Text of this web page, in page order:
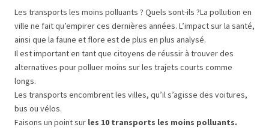
Les transports les moins polluants ? Quels sont-ils ?La pollution en
ville ne fait qu’empirer ces dernières années. L’impact sur la santé,
ainsi que la faune et flore est de plus en plus analysé.
Il est important en tant que citoyens de réussir à trouver des
alternatives pour polluer moins sur les trajets courts comme
longs.
Les transports encombrent les villes, qu’il s’agisse des voitures,
bus ou vélos.
Faisons un point sur les 10 transports les moins polluants.